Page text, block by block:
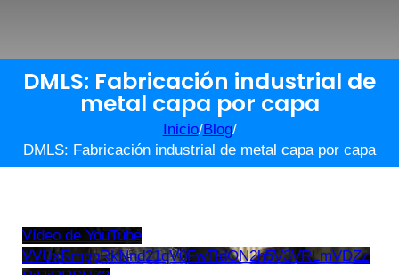
DMLS: Fabricación industrial de
metal capa por capa
Inicio/Blog/
DMLS: Fabricación industrial de metal capa por capa
Vídeo de YouTube
VVUxRmppRkNnd21qV0FwTldON2h5V3VRLmVDZz